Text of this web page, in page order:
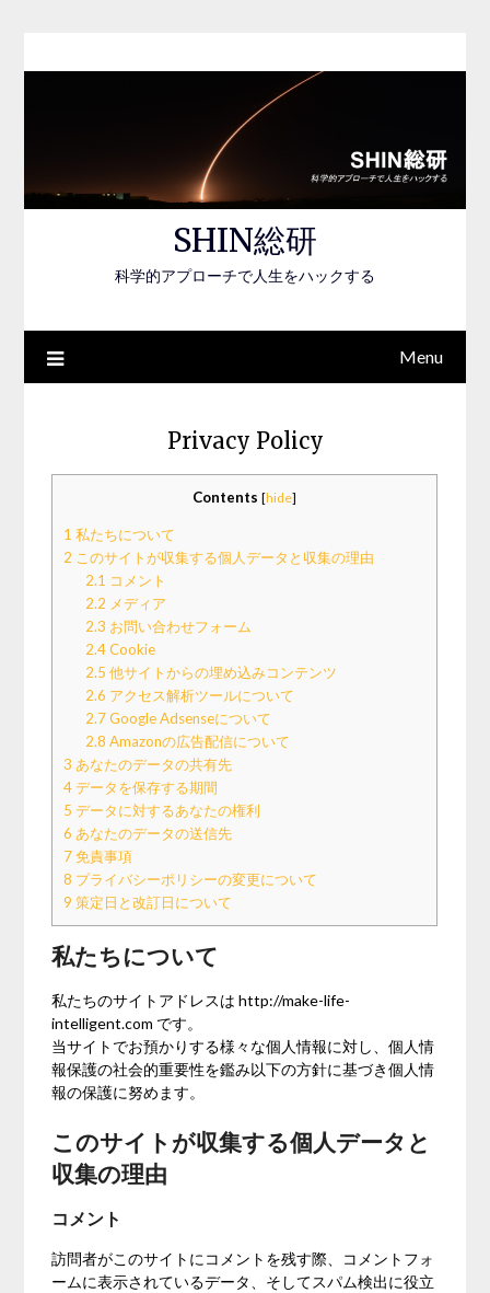
content
SHIN総研
科学的アプローチで人生をハックする
Menu
Privacy Policy
Contents [hide]
1 私たちについて
2 このサイトが収集する個人データと収集の理由
2.1 コメント
2.2 メディア
2.3 お問い合わせフォーム
2.4Cookie
2.5 他サイトからの埋め込みコンテンツ
2.6 アクセス解析ツールについて
2.7Google Adsenseについて
2.8 Amazonの広告配信について
3 あなたのデータの共有先
4データを保存する期間
5 データに対するあなたの権利
6 あなたのデータの送信先
7免責事項
8 プライバシーポリシーの変更について
9 策定日と改訂日について
私たちについて
私たちのサイトアドレスは http://make-life-
intelligent.com です。
当サイトでお預かりする様々な個人情報に対し、個人情
報保護の社会的重要性を鑑み以下の方針に基づき個人情
報の保護に努めます。
このサイトが収集する個人データと
収集の理由
コメント
訪問者がこのサイトにコメントを残す際、コメントフォ
ームに表示されているデータ、そしてスパム検出に役立